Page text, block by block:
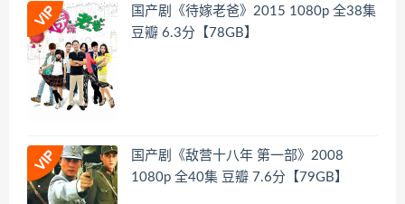
国产剧《待嫁老爸》2015 1080p 全38集
豆瓣 6.3分【78GB】
国产剧《敌营十八年 第一部》2008
1080p 全40集 豆瓣 7.6分【79GB】